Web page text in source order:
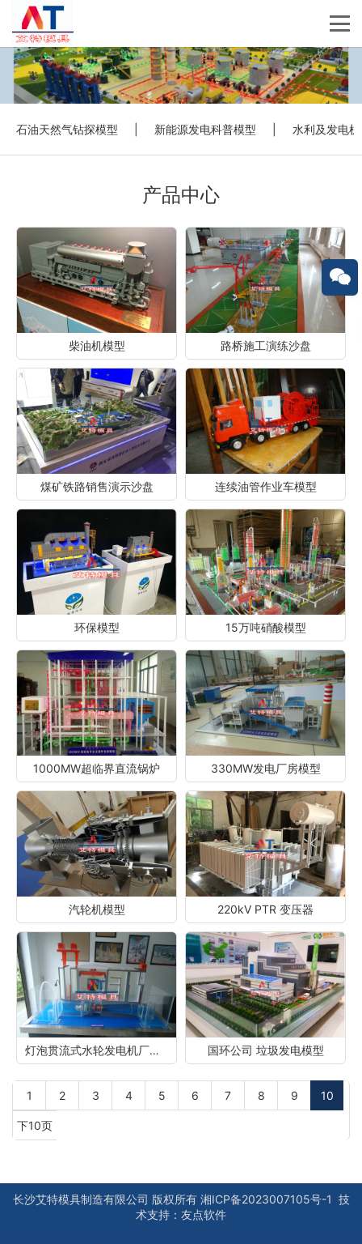
石油天然气钻探模型 新能源发电科普模型 水利及发电
产品中心
柴油机模型 路桥施工演练沙盘
煤矿铁路销售演示沙盘 连续油管作业车模型
环保模型 15万吨硝酸模型
1000MW超临界直流锅炉 330MW发电厂房模型
汽轮机模型 220kV PTR 变压器
灯泡贯流式水轮发电机厂房剖面模型 国环公司 垃圾发电模型
1 2 3 4 5 6 7 8 9 10
下10页
长沙艾特模具制造有限公司 版权所有 湘ICP备2023007105号-1 技
术支持： 友点软件